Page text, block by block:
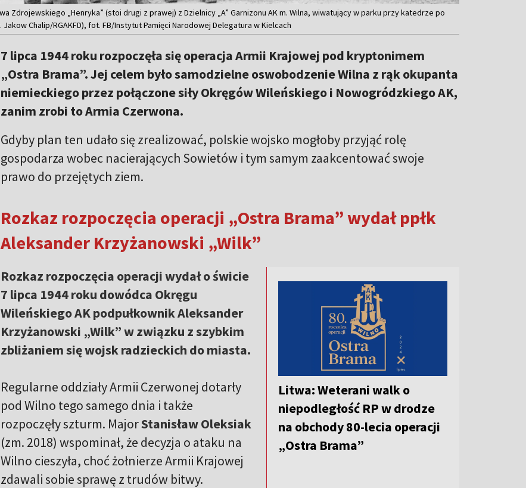
Zdrojewskiego „Henryka” (stoi drugi z prawej) z Dzielnicy „A” Garnizonu AK m. Wilna, wiwatujący w parku przy katedrze po
Chalip/RGAKFD), fot. FB/Instytut Pamięci Narodowej Delegatura w Kielcach
7 lipca 1944 roku rozpoczęła się operacja Armii Krajowej pod kryptonimem
„Ostra Brama”. Jej celem było samodzielne oswobodzenie Wilna z rąk okupanta
niemieckiego przez połączone siły Okręgów Wileńskiego i Nowogródzkiego AK,
zanim zrobi to Armia Czerwona.
Gdyby plan ten udało się zrealizować, polskie wojsko mogłoby przyjąć rolę
gospodarza wobec nacierających Sowietów i tym samym zaakcentować swoje
prawo do przejętych ziem.
Rozkaz rozpoczęcia operacji „Ostra Brama” wydał ppłk
Aleksander Krzyżanowski „Wilk”
Litwa: Weterani walk o
niepodległość RP w drodze
na obchody 80-lecia operacji
„Ostra Brama”
Rozkaz rozpoczęcia operacji wydał o świcie
7 lipca 1944 roku dowódca Okręgu
Wileńskiego AK podpułkownik Aleksander
Krzyżanowski „Wilk” w związku z szybkim
zbliżaniem się wojsk radzieckich do miasta.
Regularne oddziały Armii Czerwonej dotarły
pod Wilno tego samego dnia i także
rozpoczęły szturm. MajorStanisław Oleksiak
(zm. 2018) wspominał, że decyzja o ataku na
Wilno cieszyła, choć żołnierze Armii Krajowej
zdawali sobie sprawę z trudów bitwy.